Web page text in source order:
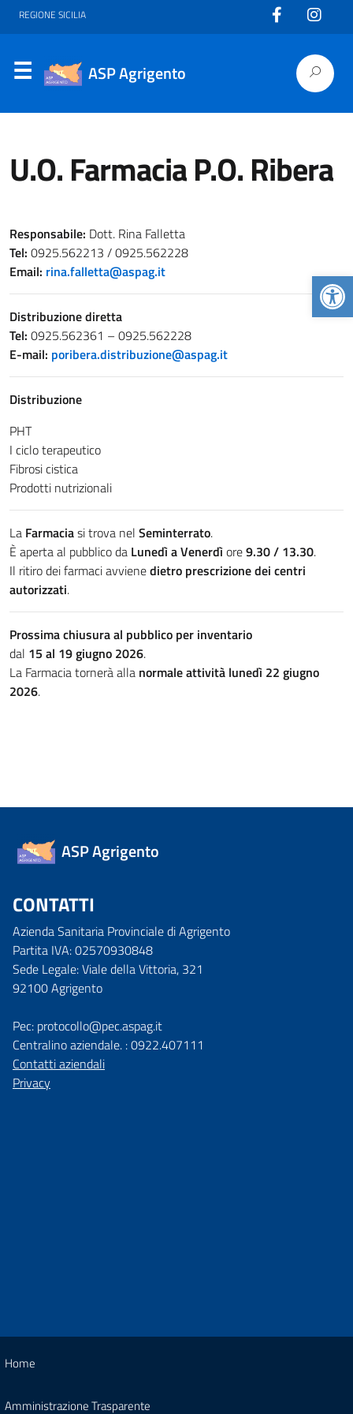
REGIONE SICILIA
ASP Agrigento
U.O. Farmacia P.O. Ribera
Responsabile: Dott. Rina Falletta
Tel: 0925.562213 / 0925.562228
Email: rina.falletta@aspag.it
Distribuzione diretta
Tel: 0925.562361 – 0925.562228
E-mail: poribera.distribuzione@aspag.it
Distribuzione
PHT
I ciclo terapeutico
Fibrosi cistica
Prodotti nutrizionali
La Farmaciasi trova nel Seminterrato.
È aperta al pubblico da Lunedì a Venerdìore9.30 / 13.30.
Il ritiro dei farmaci avvienedietro prescrizione dei centri
autorizzati.
Prossima chiusura al pubblico per inventario
dal 15 al 19 giugno 2026.
La Farmacia tornerà alla normale attività lunedì 22 giugno
2026.
ASP Agrigento
CONTATTI
Azienda Sanitaria Provinciale di Agrigento
Partita IVA: 02570930848
Sede Legale: Viale della Vittoria, 321
92100 Agrigento
Pec: protocollo@pec.aspag.it
Centralino aziendale. : 0922.407111
Contatti aziendali
Privacy
Home
Amministrazione Trasparente